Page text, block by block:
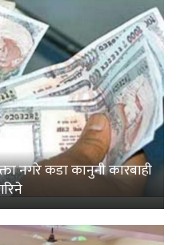
नगरे कडा कानुनी कारबाही